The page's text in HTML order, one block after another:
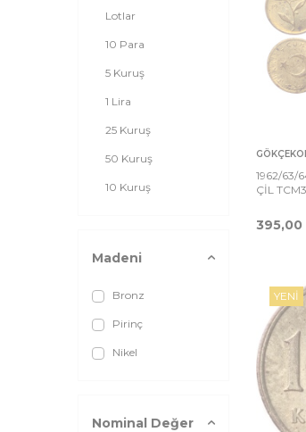
Lotlar
10 Para
5 Kuruş
1 Lira
25 Kuruş
50 Kuruş
10 Kuruş
Madeni
Bronz
Pirinç
Nikel
Nominal Değer
1962/63/
ÇİL
395,00
YENI